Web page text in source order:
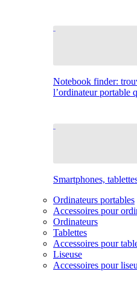
Notebook finder:
l’ordinateur portable
Smartphones,
Ordinateurs portables
Accessoires pour
Ordinateurs
Tablettes
Accessoires pour
Liseuse
Accessoires pour